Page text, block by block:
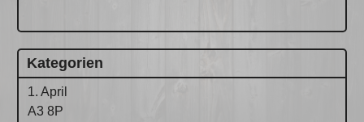
Kategorien
1. April
A3 8P